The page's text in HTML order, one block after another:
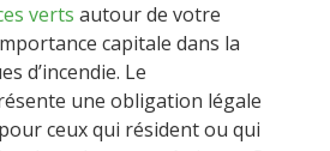
verts autour de votre
capitale dans la
d’incendie. Le
une obligation légale
ceux qui résident ou qui